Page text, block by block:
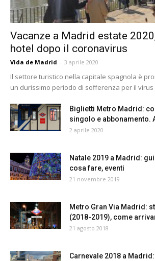
Vacanze a Madrid estate
hotel dopo il coronavirus
Vida de Madrid - 3 aprile 2020
Il settore turistico nella capitale spagnola è
un durissimo periodo di sofferenza per il virus
Biglietti Metro Madrid:
singolo e abbonamento.
2 aprile 2020
Natale 2019 a Madrid:
cosa fare, eventi
21 novembre 2019
Metro Gran Via Madrid:
(2018-2019), come
21 agosto 2018
Carnevale 2018 a